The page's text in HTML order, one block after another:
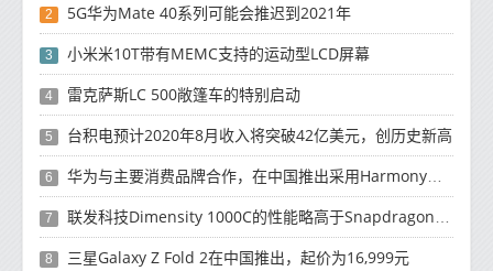
2 5G华为Mate 40系列可能会推迟到2021年
3 小米米10T带有MEMC支持的运动型LCD屏幕
4 雷克萨斯LC 500敞篷车的特别启动
5 台积电预计2020年8月收入将突破42亿美元，创历史新高
6 华为与主要消费品牌合作，在中国推出采用HarmonyOS 2.0的智能家居产品
7 联发科技Dimensity 1000C的性能略高于Snapdragon 765G
8 三星Galaxy Z Fold 2在中国推出，起价为16,999元